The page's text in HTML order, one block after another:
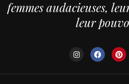
femmes audacieuses,
leur